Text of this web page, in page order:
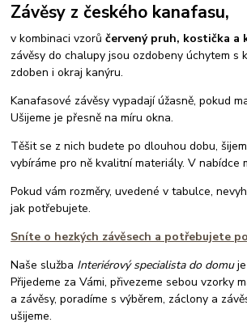
Závěsy z českého kanafasu,
v kombinaci vzorůčervený pruh, kostička a
závěsy do chalupy jsou ozdobeny úchytem s
zdoben i okraj kanýru.
Kanafasové závěsy vypadají úžasně, pokud
Ušijeme je přesně na míru okna.
Těšit se z nich budete po dlouhou dobu,
vybíráme pro ně kvalitní materiály. V nabídce
Pokud vám rozměry, uvedené v tabulce,
jak potřebujete.
Sníte o hezkých závěsech a potřebujete
Naše služba Interiérový specialista do domuje
Přijedeme za Vámi, přivezeme sebou vzorky
a závěsy, poradíme s výběrem, záclony a
ušijeme.